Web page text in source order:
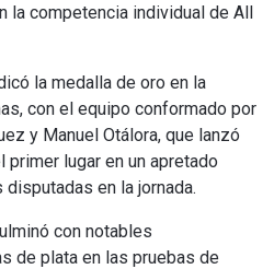
la competencia individual de All
la medalla de oro en la
con el equipo conformado por
y Manuel Otálora, que lanzó
lugar en un apretado
en la jornada.
con notables
de plata en las pruebas de